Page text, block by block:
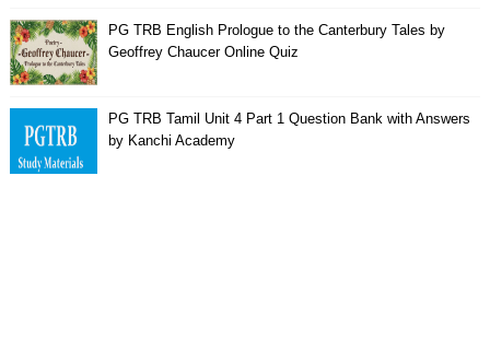
PG TRB English Prologue to the Canterbury Tales by
Geoffrey Chaucer Online Quiz
PG TRB Tamil Unit 4 Part 1 Question Bank with Answers
by Kanchi Academy